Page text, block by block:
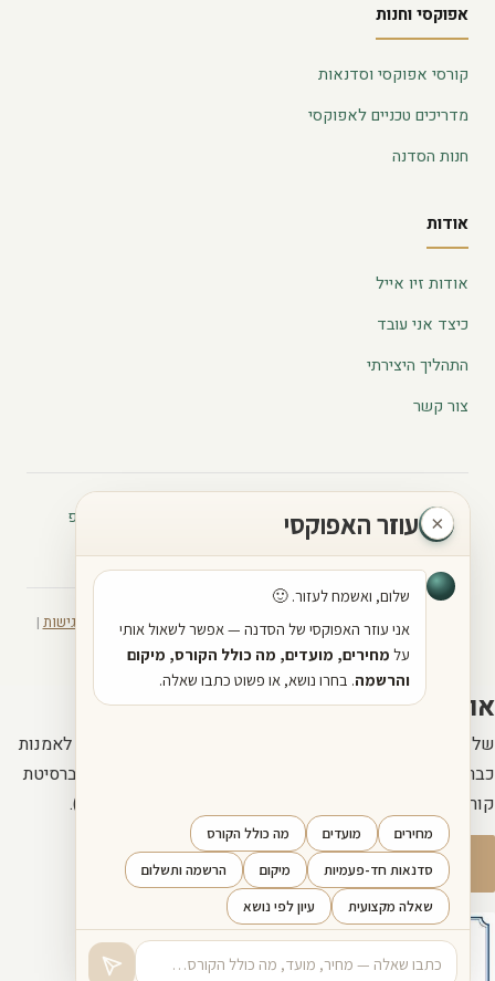
אפוקסי וחנות
קורסי אפוקסי וסדנאות
מדריכים טכניים לאפוקסי
חנות הסדנה
אודות
אודות זיו אייל
כיצד אני עובד
התהליך היצירתי
צור קשר
📞 052-3714497
📧 sadna44@gmail.com
💬 וואטסאפ
ראשון לציון
הצהרת נגישות |
מדיניות פרטיות |מדיניות החזרה
אודותי
שלום, שמי זיו אייל. אני פסיכולוג, פסיכותרפיסט, אמן ומורה לאמנות
כבר למעלה מ-30 שנה. בעל תואר שני באמנות (MFA) מאוניברסיטת
קורנל בניו יורק, וחבר באיגוד הפסיכולוגים האמריקאי (APA).
עוד עליי · שליחת הודעה